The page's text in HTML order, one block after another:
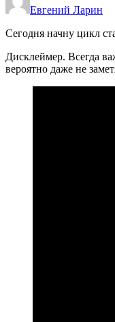
Евгений Ларин
Сегодня начну цикл
Дисклеймер. Всегда
вероятно даже не